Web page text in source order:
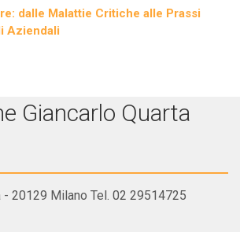
dalle Malattie Critiche alle Prassi
Aziendali
Giancarlo Quarta
20129 Milano Tel. 02 29514725